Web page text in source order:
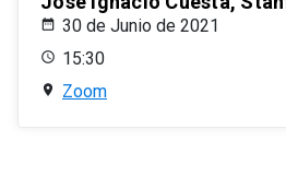
30 de Junio de 2021
15:30
Zoom